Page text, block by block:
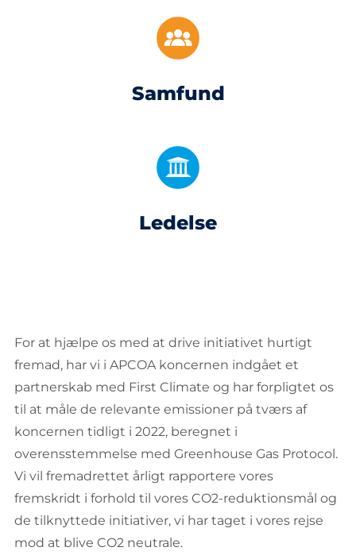
Samfund
Ledelse
For at hjælpe os med at drive initiativet hurtigt
fremad, har vi i APCOA koncernen indgået et
partnerskab med First Climate og har forpligtet os
til at måle de relevante emissioner på tværs af
koncernen tidligt i 2022, beregnet i
overensstemmelse med Greenhouse Gas Protocol.
Vi vil fremadrettet årligt rapportere vores
fremskridt i forhold til vores CO2-reduktionsmål og
de tilknyttede initiativer, vi har taget i vores rejse
mod at blive CO2 neutrale.